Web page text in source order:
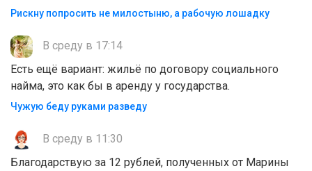
Рискну попросить не милостыню, а рабочую лошадку
В среду в 17:14
Есть ещё вариант: жильё по договору социального
найма, это как бы в аренду у государства.
Чужую беду руками разведу
В среду в 11:30
Благодарствую за 12 рублей, полученных от Марины